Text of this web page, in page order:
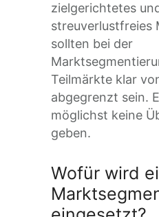
zielgerichtetes
streuverlustfreies
sollten bei der
Teilmärkte klar
abgegrenzt sein.
möglichst keine
geben.
Wofür wird